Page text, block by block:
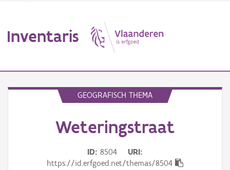
Inventaris
GEOGRAFISCH THEMA
Weteringstraat
ID 8504
URI
https://id.erfgoed.net/themas/8504